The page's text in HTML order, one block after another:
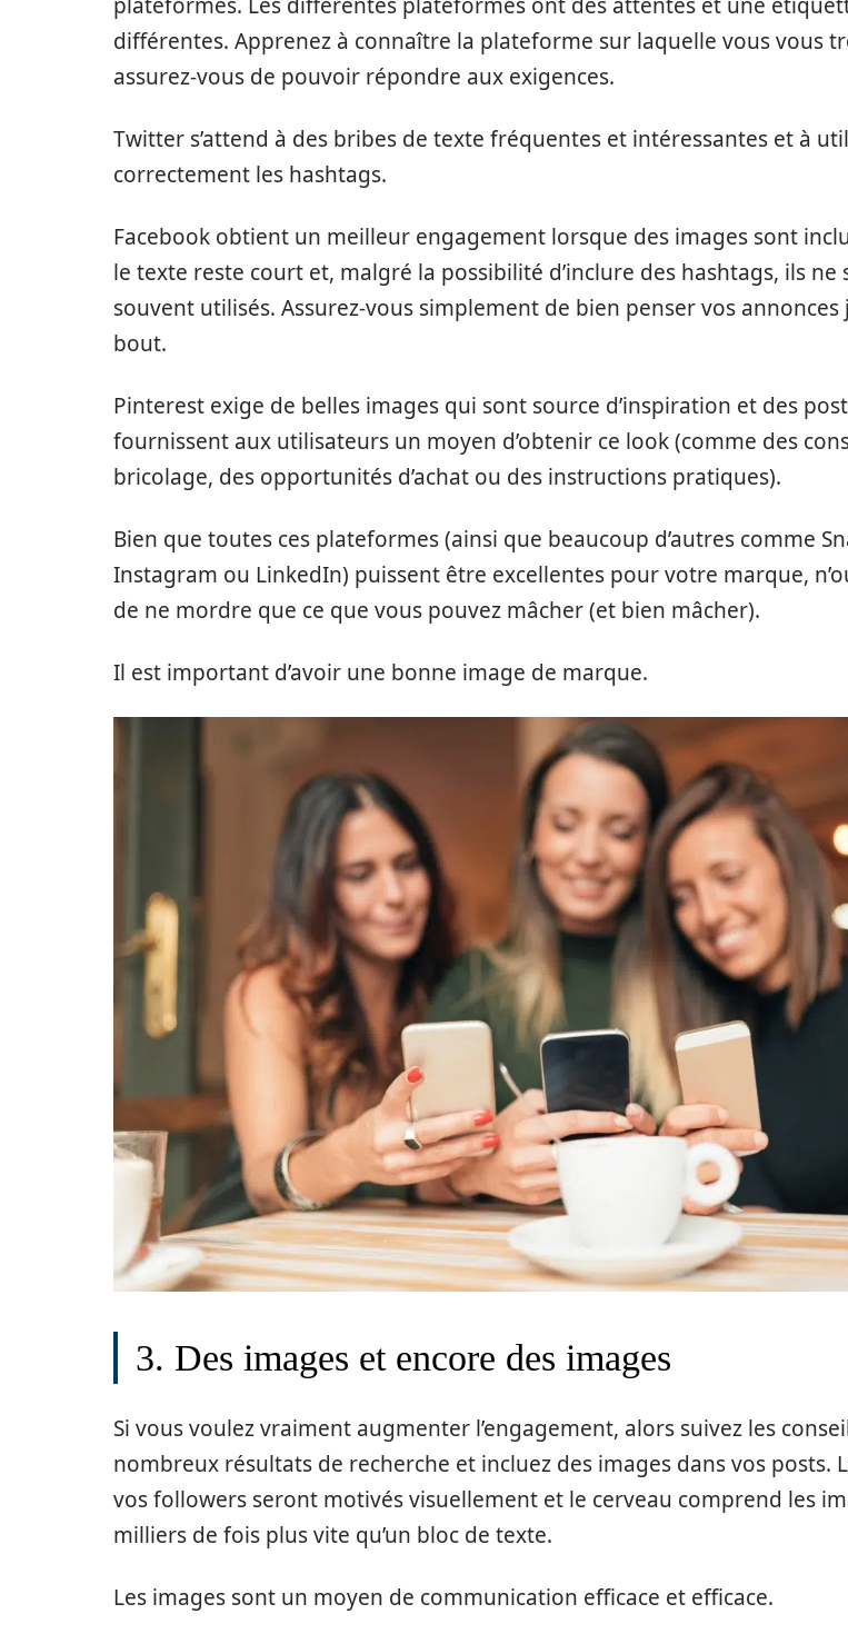
différentes. Apprenez à connaître la plateforme sur laquelle vous vous
assurez-vous de pouvoir répondre aux exigences.
Twitter s’attend à des bribes de texte fréquentes et intéressantes et à
correctement les hashtags.
Facebook obtient un meilleur engagement lorsque des images sont
le texte reste court et, malgré la possibilité d’inclure des hashtags, ils ne
souvent utilisés. Assurez-vous simplement de bien penser vos annonces
bout.
Pinterest exige de belles images qui sont source d’inspiration et des
fournissent aux utilisateurs un moyen d’obtenir ce look (comme des
bricolage, des opportunités d’achat ou des instructions pratiques).
Bien que toutes ces plateformes (ainsi que beaucoup d’autres comme
Instagram ou LinkedIn) puissent être excellentes pour votre marque,
de ne mordre que ce que vous pouvez mâcher (et bien mâcher).
Il est important d’avoir une bonne image de marque.
3. Des images et encore des images
Si vous voulez vraiment augmenter l’engagement, alors suivez les
nombreux résultats de recherche et incluez des images dans vos posts.
vos followers seront motivés visuellement et le cerveau comprend les
milliers de fois plus vite qu’un bloc de texte.
Les images sont un moyen de communication efficace et efficace.